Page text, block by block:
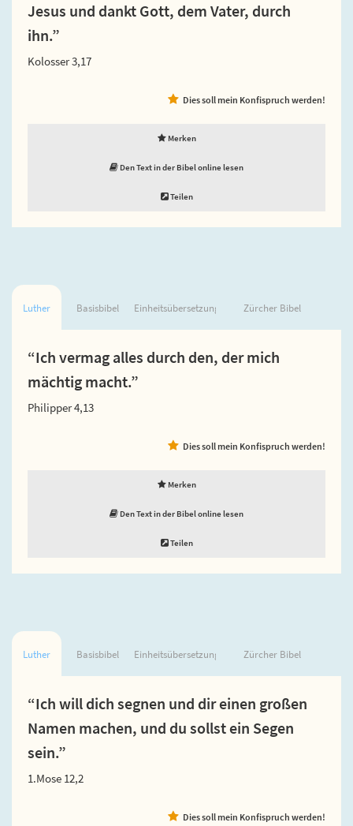
Jesus und dankt Gott, dem Vater, durch
ihn.”
Kolosser 3,17
Dies soll mein Konfispruch werden!
Merken
Den Text in der Bibel online lesen
Teilen
Luther Basisbibel Einheitsübersetzung Zürcher Bibel
“Ich vermag alles durch den, der mich
mächtig macht.”
Philipper 4,13
Dies soll mein Konfispruch werden!
Merken
Den Text in der Bibel online lesen
Teilen
Luther Basisbibel Einheitsübersetzung Zürcher Bibel
“Ich will dich segnen und dir einen großen
Namen machen, und du sollst ein Segen
sein.”
1.Mose 12,2
Dies soll mein Konfispruch werden!